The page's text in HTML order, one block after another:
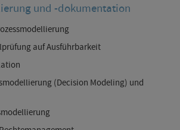
und -dokumentation
auf Ausführbarkeit
(Decision Modeling) und